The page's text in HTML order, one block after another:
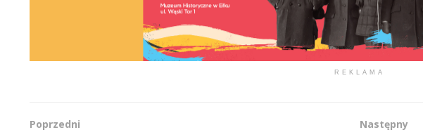
REKLAMA
Poprzedni Następny